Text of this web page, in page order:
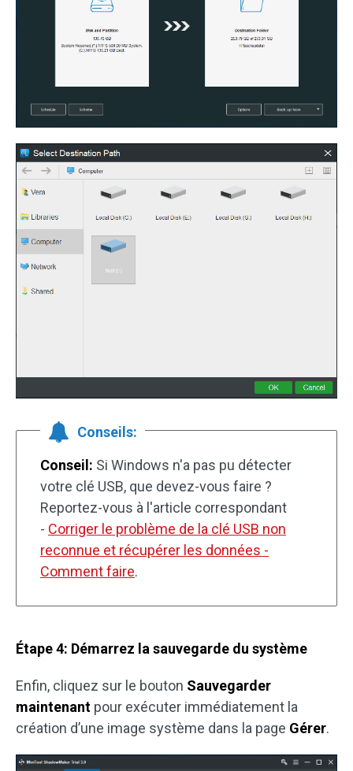
Conseils:
Conseil: Si Windows n'a pas pu détecter
votre clé USB, que devez-vous faire ?
Reportez-vous à l'article correspondant
- Corriger le problème de la clé USB non
reconnue et récupérer les données -
Comment faire.
Étape 4: Démarrez la sauvegarde du système
Enfin, cliquez sur le bouton Sauvegarder
maintenant pour exécuter immédiatement la
création d’une image système dans la page Gérer.